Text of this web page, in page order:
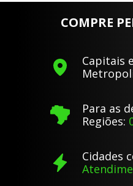
COMPRE
Capitais
Para as
Regiões:
Cidades